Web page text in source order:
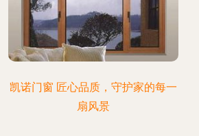
凯诺门窗 匠心品质，守护家的每一
扇风景